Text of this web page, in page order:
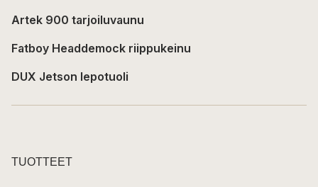
Artek 900 tarjoiluvaunu
Fatboy Headdemock riippukeinu
DUX Jetson lepotuoli
TUOTTEET